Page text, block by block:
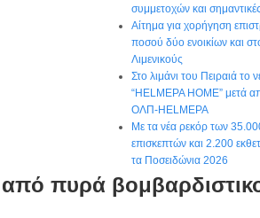
συμμετοχών και
Αίτημα για χορήγηση
ποσού δύο ενοικίων και
Λιμενικούς
Στο λιμάνι του Πειραιά το
“HELMEPA HOME” μετά
ΟΛΠ-HELMEPA
Με τα νέα ρεκόρ των
επισκεπτών και 2.200
τα Ποσειδώνια 2026
πυρά